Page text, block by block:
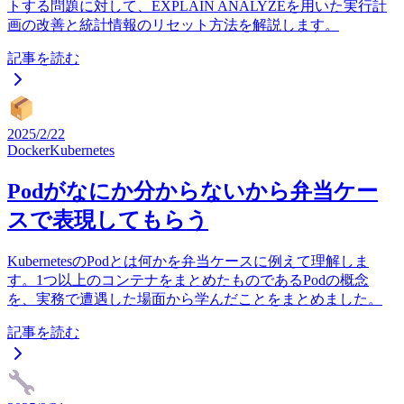
トする問題に対して、EXPLAIN ANALYZEを用いた実行計
画の改善と統計情報のリセット方法を解説します。
記事を読む
2025/2/22
DockerKubernetes
Podがなにか分からないから弁当ケー
スで表現してもらう
KubernetesのPodとは何かを弁当ケースに例えて理解しま
す。1つ以上のコンテナをまとめたものであるPodの概念
を、実務で遭遇した場面から学んだことをまとめました。
記事を読む